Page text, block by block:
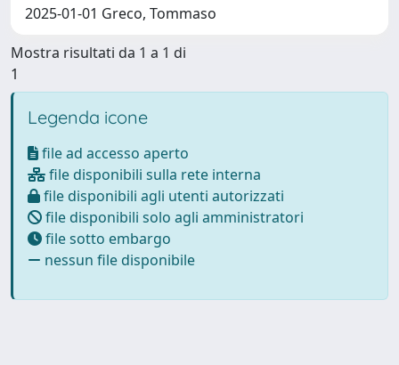
2025-01-01 Greco, Tommaso
Mostra risultati da 1 a 1 di
1
Legenda icone
file ad accesso aperto
file disponibili sulla rete interna
file disponibili agli utenti autorizzati
file disponibili solo agli amministratori
file sotto embargo
nessun file disponibile